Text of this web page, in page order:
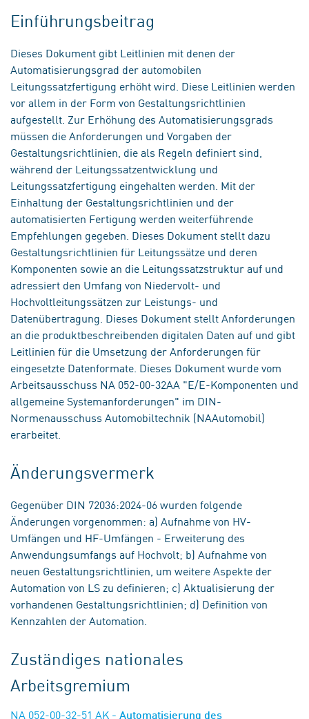
Einführungsbeitrag
Dieses Dokument gibt Leitlinien mit denen der
Automatisierungsgrad der automobilen
Leitungssatzfertigung erhöht wird. Diese Leitlinien werden
vor allem in der Form von Gestaltungsrichtlinien
aufgestellt. Zur Erhöhung des Automatisierungsgrads
müssen die Anforderungen und Vorgaben der
Gestaltungsrichtlinien, die als Regeln definiert sind,
während der Leitungssatzentwicklung und
Leitungssatzfertigung eingehalten werden. Mit der
Einhaltung der Gestaltungsrichtlinien und der
automatisierten Fertigung werden weiterführende
Empfehlungen gegeben. Dieses Dokument stellt dazu
Gestaltungsrichtlinien für Leitungssätze und deren
Komponenten sowie an die Leitungssatzstruktur auf und
adressiert den Umfang von Niedervolt- und
Hochvoltleitungssätzen zur Leistungs- und
Datenübertragung. Dieses Dokument stellt Anforderungen
an die produktbeschreibenden digitalen Daten auf und gibt
Leitlinien für die Umsetzung der Anforderungen für
eingesetzte Datenformate. Dieses Dokument wurde vom
Arbeitsausschuss NA 052-00-32AA "E/E-Komponenten und
allgemeine Systemanforderungen" im DIN-
Normenausschuss Automobiltechnik (NAAutomobil)
erarbeitet.
Änderungsvermerk
Gegenüber DIN 72036:2024-06 wurden folgende
Änderungen vorgenommen: a) Aufnahme von HV-
Umfängen und HF-Umfängen - Erweiterung des
Anwendungsumfangs auf Hochvolt; b) Aufnahme von
neuen Gestaltungsrichtlinien, um weitere Aspekte der
Automation von LS zu definieren; c) Aktualisierung der
vorhandenen Gestaltungsrichtlinien; d) Definition von
Kennzahlen der Automation.
Zuständiges nationales
Arbeitsgremium
NA 052-00-32-51 AK - Automatisierung des